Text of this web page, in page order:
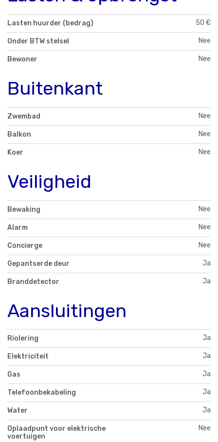
Lasten huurder (bedrag) 50 €
Onder BTW stelsel Nee
Bewoner Nee
Buitenkant
Zwembad Nee
Balkon Nee
Koer Nee
Veiligheid
Bewaking Nee
Alarm Nee
Concierge Nee
Gepantserde deur Ja
Branddetector Ja
Aansluitingen
Riolering Ja
Elektriciteit Ja
Gas Ja
Telefoonbekabeling Ja
Water Ja
Oplaadpunt voor elektrische
voertuigen
Nee